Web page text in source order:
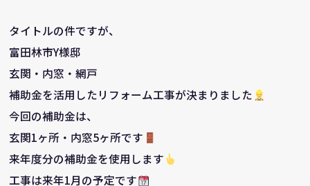
タイトルの件ですが、
富田林市Y様邸
玄関・内窓・網戸
補助金を活用したリフォーム工事が決まりました
今回の補助金は、
玄関1ヶ所・内窓5ヶ所です
来年度分の補助金を使用します
工事は来年1月の予定です